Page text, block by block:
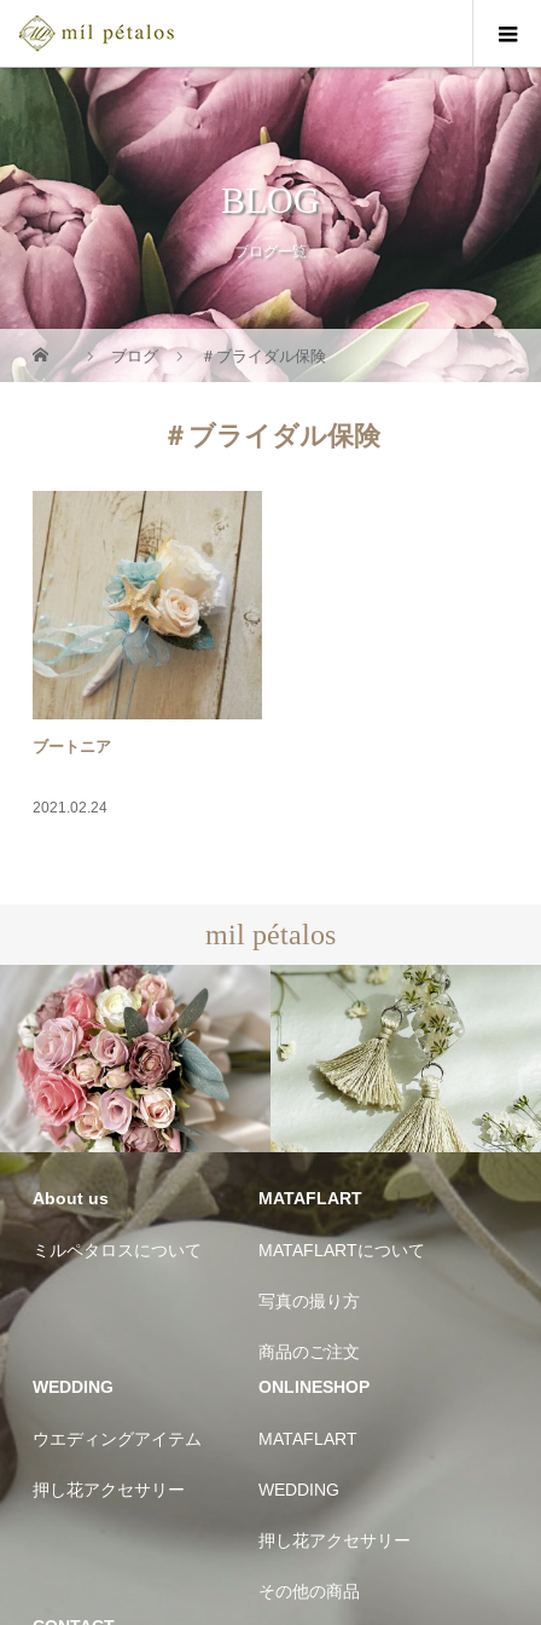
BLOG
ブログ一覧
ブログ ＃ブライダル保険
＃ブライダル保険
ブートニア
2021.02.24
mil pétalos
About us
ミルペタロスについて
MATAFLART
MATAFLARTについて
写真の撮り方
商品のご注文
WEDDING
ウエディングアイテム
押し花アクセサリー
ONLINESHOP
MATAFLART
WEDDING
押し花アクセサリー
その他の商品